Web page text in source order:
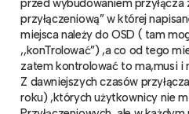
przed wybudowaniem przyłącza
przyłączeniową” w której
miejsca należy do OSD ( tam
,,konTrolować”) ,a co od tego
zatem kontrolować to ma,musi i
Z dawniejszych czasów
roku) ,których użytkownicy nie